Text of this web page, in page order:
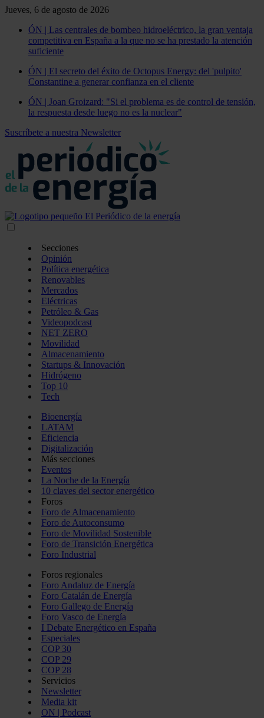
Jueves, 6 de agosto de 2026
ÓN | Las centrales de bombeo hidroeléctrico, la gran ventaja
competitiva en España a la que no se ha prestado la atención
suficiente
ÓN | El secreto del éxito de Octopus Energy: del 'pulpito'
Constantine a generar confianza en el cliente
ÓN | Joan Groizard: "Si el problema es de control de tensión,
la respuesta desde luego no es la nuclear"
Suscríbete a nuestra Newsletter
Secciones
Opinión
Política energética
Renovables
Mercados
Eléctricas
Petróleo & Gas
Videopodcast
NET ZERO
Movilidad
Almacenamiento
Startups & Innovación
Hidrógeno
Top 10
Tech
Bioenergía
LATAM
Eficiencia
Digitalización
Más secciones
Eventos
La Noche de la Energía
10 claves del sector energético
Foros
Foro de Almacenamiento
Foro de Autoconsumo
Foro de Movilidad Sostenible
Foro de Transición Energética
Foro Industrial
Foros regionales
Foro Andaluz de Energía
Foro Catalán de Energía
Foro Gallego de Energía
Foro Vasco de Energía
I Debate Energético en España
Especiales
COP 30
COP 29
COP 28
Servicios
Newsletter
Media kit
ON | Podcast